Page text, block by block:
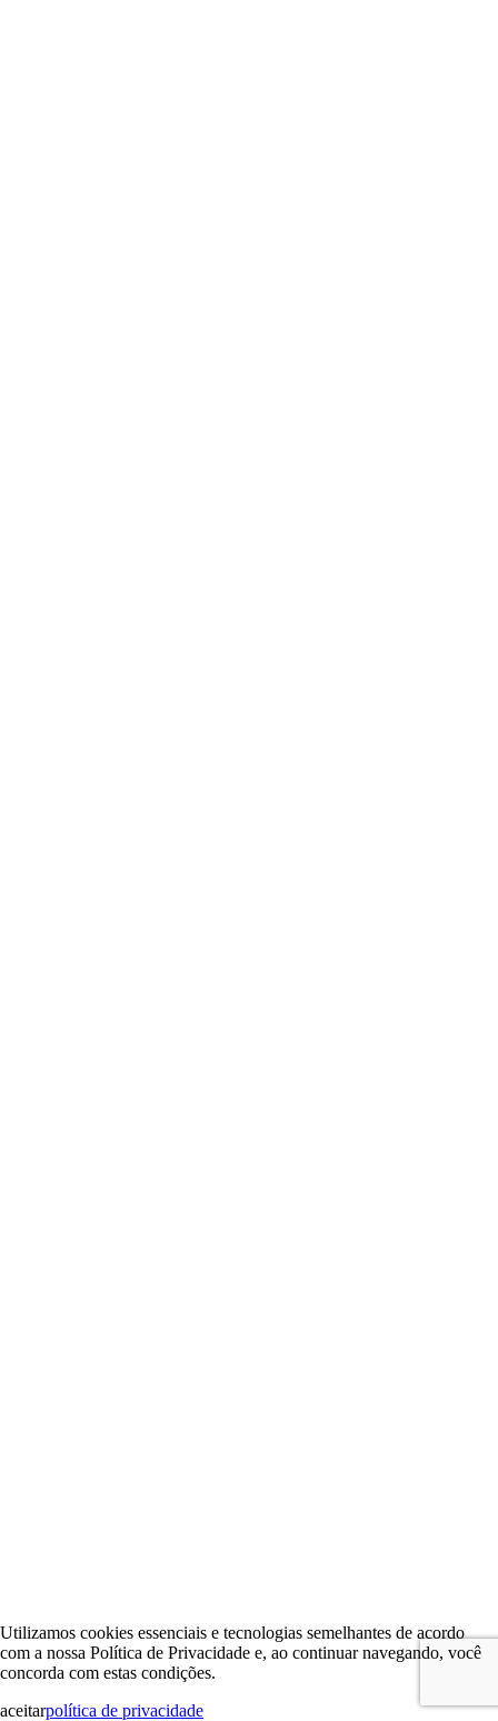
Utilizamos cookies essenciais e tecnologias semelhantes de acordo
com a nossa Política de Privacidade e, ao continuar navegando, você
concorda com estas condições.
aceitarpolítica de privacidade